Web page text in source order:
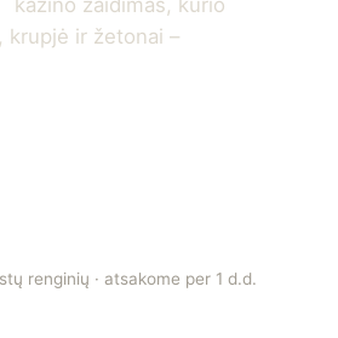
krupjė ir žetonai –
renginių · atsakome per 1 d.d.